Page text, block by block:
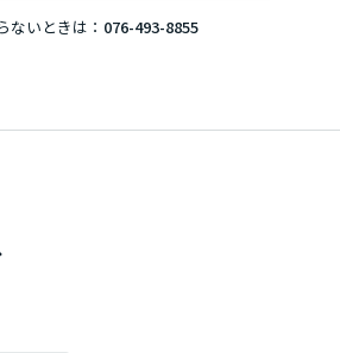
ないときは： 076-493-8855